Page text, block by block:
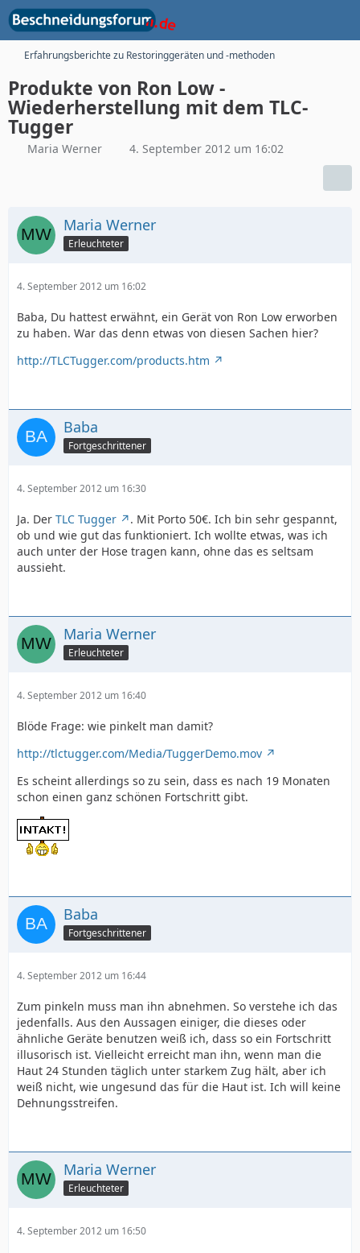
Erfahrungsberichte zu Restoringgeräten und -methoden
Produkte von Ron Low -
Wiederherstellung mit dem TLC-
Tugger
Maria Werner 4. September 2012 um 16:02
Maria Werner
Erleuchteter
4. September 2012 um 16:02
Baba, Du hattest erwähnt, ein Gerät von Ron Low erworben
zu haben. War das denn etwas von diesen Sachen hier?
http://TLCTugger.com/products.htm
Baba
Fortgeschrittener
4. September 2012 um 16:30
Ja. Der TLC Tugger
. Mit Porto 50€. Ich bin sehr gespannt,
ob und wie gut das funktioniert. Ich wollte etwas, was ich
auch unter der Hose tragen kann, ohne das es seltsam
aussieht.
Maria Werner
Erleuchteter
4. September 2012 um 16:40
Blöde Frage: wie pinkelt man damit?
http://tlctugger.com/Media/TuggerDemo.mov
Es scheint allerdings so zu sein, dass es nach 19 Monaten
schon einen ganz schönen Fortschritt gibt.
Baba
Fortgeschrittener
4. September 2012 um 16:44
Zum pinkeln muss man ihn abnehmen. So verstehe ich das
jedenfalls. Aus den Aussagen einiger, die dieses oder
ähnliche Geräte benutzen weiß ich, dass so ein Fortschritt
illusorisch ist. Vielleicht erreicht man ihn, wenn man die
Haut 24 Stunden täglich unter starkem Zug hält, aber ich
weiß nicht, wie ungesund das für die Haut ist. Ich will keine
Dehnungsstreifen.
Maria Werner
Erleuchteter
4. September 2012 um 16:50